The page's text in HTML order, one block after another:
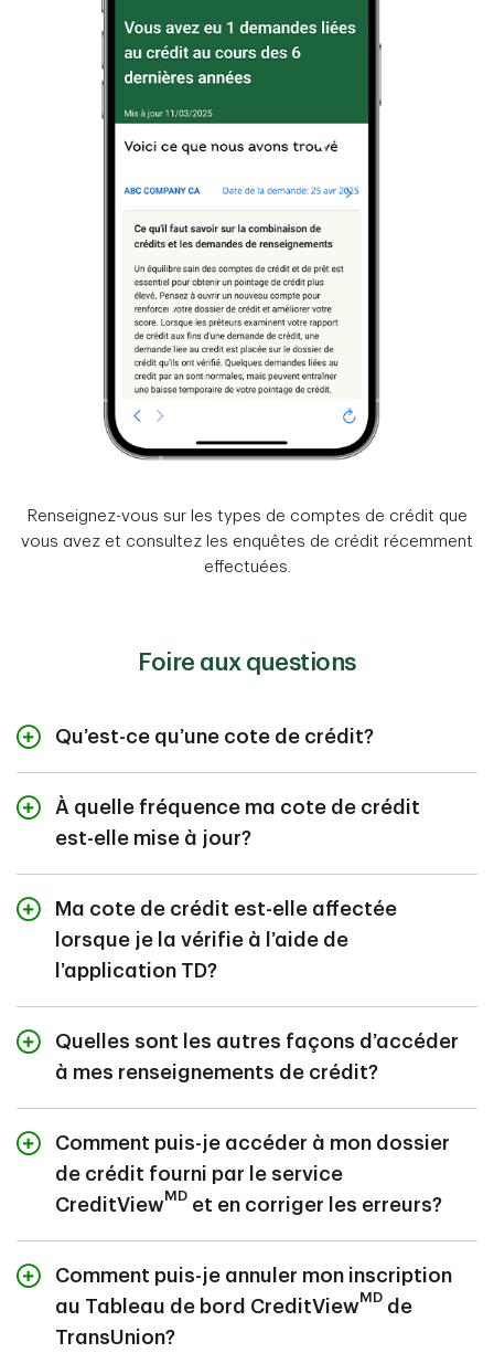
Renseignez-vous sur les types de comptes de crédit que
vous avez et consultez les enquêtes de crédit récemment
effectuées.
Foire aux questions
Qu’est-ce qu’une cote de crédit?
Votre cote de crédit est une évaluation de votre
capacité à emprunter de l’argent et à le rembourser de
financière globale, elle est utilisée par les banques, les
sociétés de cartes de crédit et autres institutions pour
déterminer s’il convient de vous accorder un crédit.
À quelle fréquence ma cote de crédit
est-elle mise à jour?
Sur le Tableau de bord CreditView
de TransUnion,
votre cote de crédit est mise à jour chaque semaine.
Ma cote de crédit est-elle affectée
lorsque je la vérifie à l’aide de
l’application TD?
Pas du tout. Vérifier une cote de crédit sur le Tableau
de bord CreditView
n’a aucune incidence sur la cote
en tout temps.
Quelles sont les autres façons d’accéder
à mes renseignements de crédit?
Vous pouvez communiquer directement avec
TransUnion du Canada Inc. pour accéder à vos
9182ou en ligne àocs.transunion.ca
Comment puis-je accéder à mon dossier
de crédit fourni par le service
CreditViewMD et en corriger les erreurs?
Vous avez le droit d’accéder à votre dossier de crédit
complet et d’en corriger les erreurs. Pour ce faire,
TransUnion du Canada, Inc.
Téléphone :1-800-663-9980
Comment puis-je annuler mon inscription
au Tableau de bord CreditViewMD de
TransUnion?